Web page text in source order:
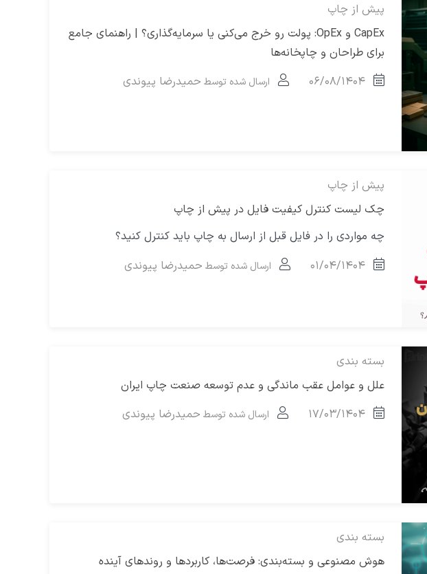
پیش از چاپ
CapEx و OpEx: پولت رو خرج می‌کنی یا سرمایه‌گذاری؟ | راهنمای جامع
برای طراحان و چاپخانه‌ها
۰۶/۰۸/۱۴۰۴
ارسال شده توسط حمیدرضا پیوندی
پیش از چاپ
چک لیست کنترل کیفیت فایل در پیش از چاپ
چه مواردی را در فایل قبل از ارسال به چاپ باید کنترل کنید؟
۰۱/۰۴/۱۴۰۴
ارسال شده توسط حمیدرضا پیوندی
بسته بندی
علل و عوامل عقب‌ ماندگی و عدم توسعه صنعت چاپ ایران
۱۷/۰۳/۱۴۰۴
ارسال شده توسط حمیدرضا پیوندی
بسته بندی
هوش مصنوعی و بسته‌بندی: فرصت‌ها، کاربردها و روندهای آینده